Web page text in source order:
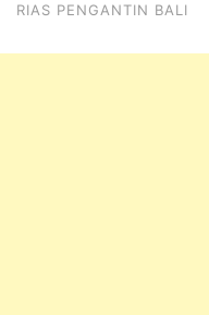
RIAS PENGANTIN BALI